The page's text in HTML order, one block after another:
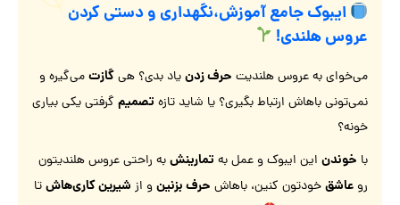
ایبوک جامع آموزش،نگهداری و دستی کردن
عروس هلندی!
می‌خوای به عروس هلندیت حرف زدنیاد بدی؟ هیگازتمی‌گیره و
نمی‌تونی باهاش ارتباط بگیری؟ یا شاید تازه تصمیم گرفتی یکی بیاری
خونه؟
با خوندن این ایبوک و عمل به تمارینشبه راحتی عروس هلندیتون
رو عاشقخودتون کنین، باهاش حرف بزنینو از شیرین کاری‌هاشتا